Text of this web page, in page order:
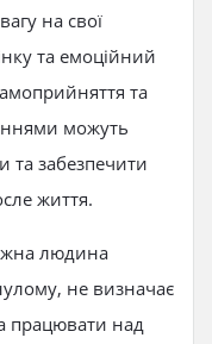
на свої
та емоційний
та
можуть
та забезпечити
життя.
людина
не визначає
працювати над